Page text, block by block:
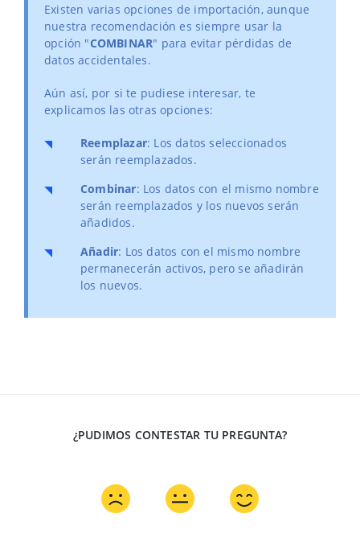
Existen varias opciones de importación, aunque
nuestra recomendación es siempre usar la
opción "COMBINAR" para evitar pérdidas de
datos accidentales.
Aún así, por si te pudiese interesar, te
explicamos las otras opciones:
Reemplazar: Los datos seleccionados
serán reemplazados.
Combinar: Los datos con el mismo nombre
serán reemplazados y los nuevos serán
añadidos.
Añadir: Los datos con el mismo nombre
permanecerán activos, pero se añadirán
los nuevos.
¿PUDIMOS CONTESTAR TU PREGUNTA?